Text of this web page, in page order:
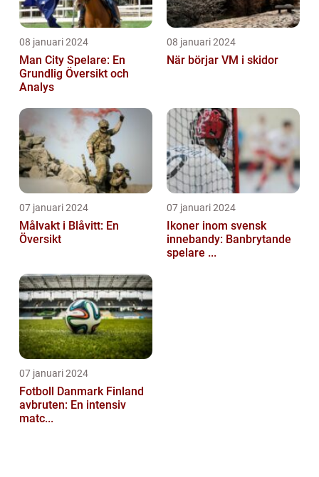
08 januari 2024
Man City Spelare: En
Grundlig Översikt och
Analys
08 januari 2024
När börjar VM i skidor
07 januari 2024
Målvakt i Blåvitt: En
Översikt
07 januari 2024
Ikoner inom svensk
innebandy: Banbrytande
spelare ...
07 januari 2024
Fotboll Danmark Finland
avbruten: En intensiv
matc...